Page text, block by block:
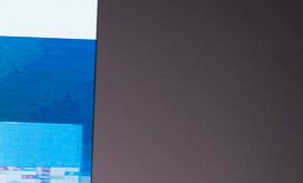
학교건축기금